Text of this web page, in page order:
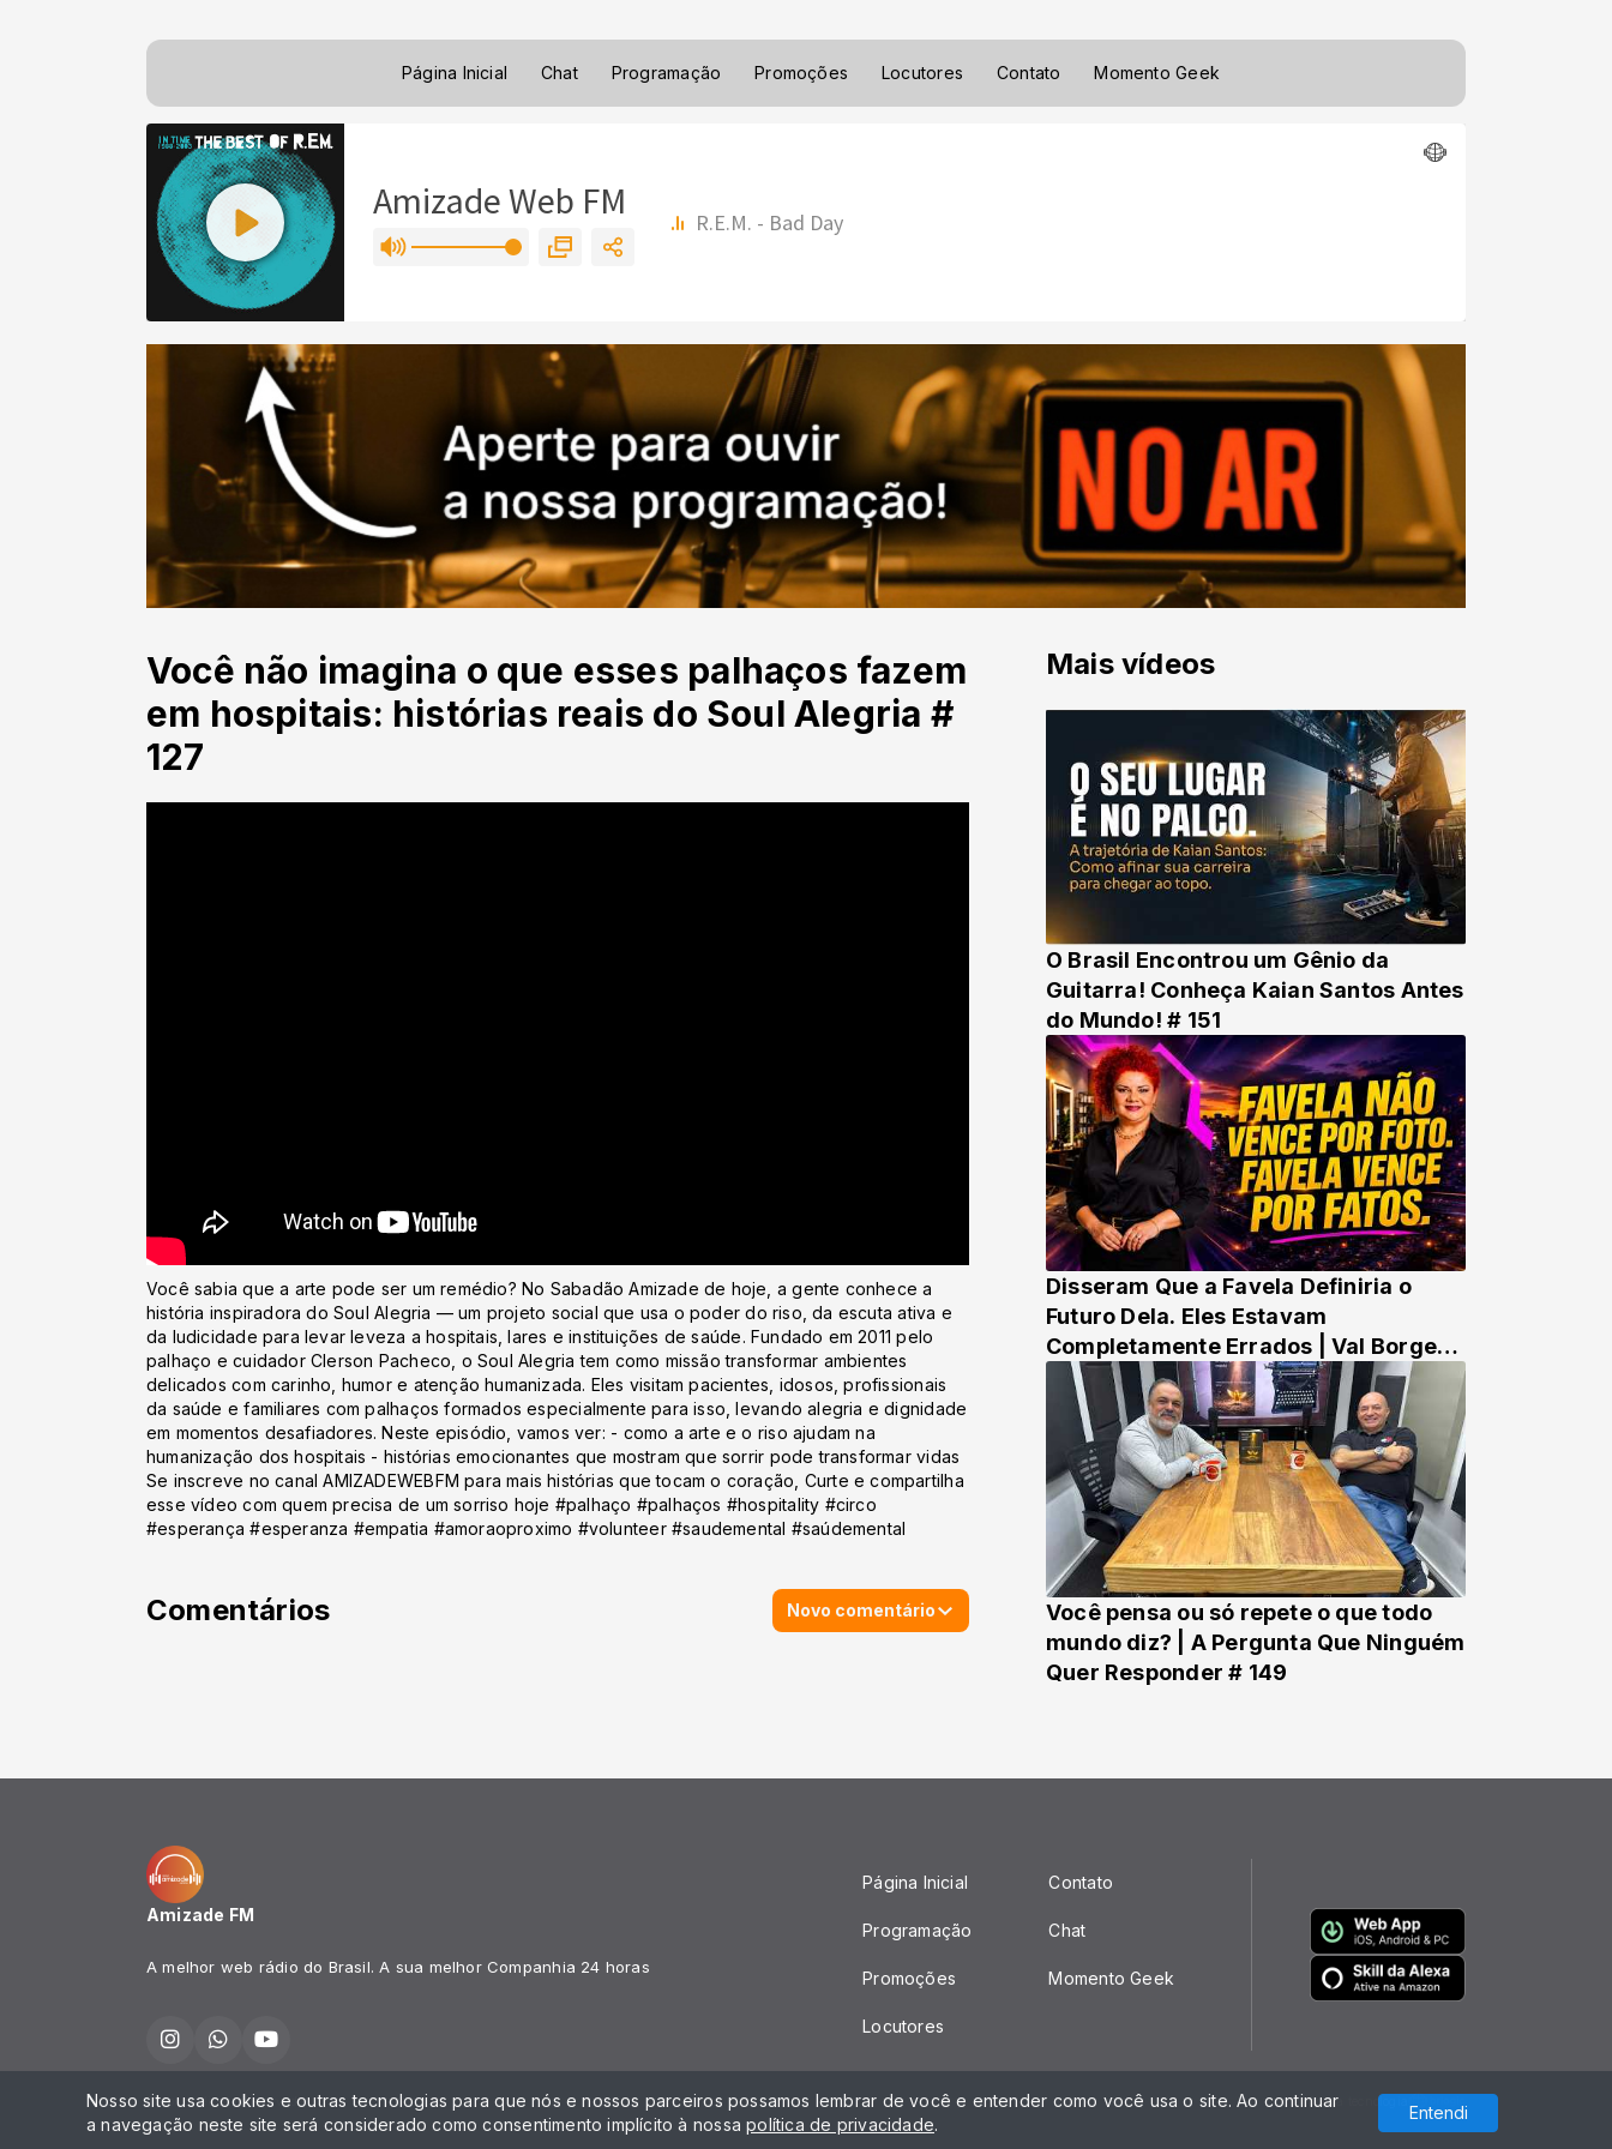
Página Inicial Chat Programação Promoções Locutores Contato Momento Geek
Você não imagina o que esses palhaços fazem
em hospitais: histórias reais do Soul Alegria #
127
Mais vídeos
O Brasil Encontrou um Gênio da
Guitarra! Conheça Kaian Santos Antes
do Mundo! # 151
Disseram Que a Favela Definiria o
Futuro Dela. Eles Estavam
Completamente Errados | Val Borges
# 150
Você pensa ou só repete o que todo
mundo diz? | A Pergunta Que Ninguém
Quer Responder # 149
Você sabia que a arte pode ser um remédio? No Sabadão Amizade de hoje, a gente conhece a
história inspiradora do Soul Alegria — um projeto social que usa o poder do riso, da escuta ativa e
da ludicidade para levar leveza a hospitais, lares e instituições de saúde. Fundado em 2011 pelo
palhaço e cuidador Clerson Pacheco, o Soul Alegria tem como missão transformar ambientes
delicados com carinho, humor e atenção humanizada. Eles visitam pacientes, idosos, profissionais
da saúde e familiares com palhaços formados especialmente para isso, levando alegria e dignidade
em momentos desafiadores. Neste episódio, vamos ver: - como a arte e o riso ajudam na
humanização dos hospitais - histórias emocionantes que mostram que sorrir pode transformar vidas
Se inscreve no canal AMIZADEWEBFM para mais histórias que tocam o coração, Curte e compartilha
esse vídeo com quem precisa de um sorriso hoje #palhaço #palhaços #hospitality #circo
#esperança #esperanza #empatia #amoraoproximo #volunteer #saudemental #saúdemental
Comentários Novo comentário
Amizade FM
A melhor web rádio do Brasil. A sua melhor Companhia 24 horas
Página Inicial
Programação
Promoções
Locutores
Contato
Chat
Momento Geek
Todos os direitos reservados. Com a tecnologia
Nosso site usa cookies e outras tecnologias para que nós e nossos parceiros possamos lembrar de você e entender como você usa o site. Ao continuar
a navegação neste site será considerado como consentimento implícito à nossapolítica de privacidade.
Entendi